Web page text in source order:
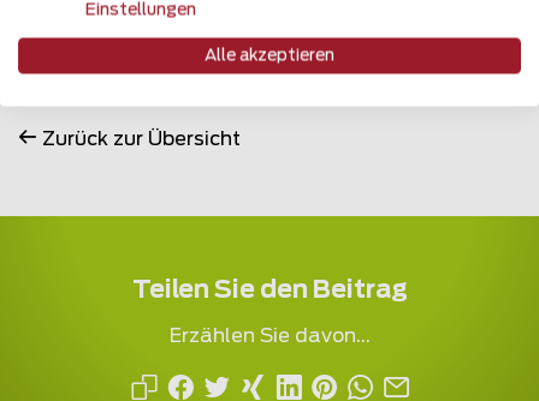
Informieren Sie sich jetzt unverbindlich unter
.com/franchising
940 95 28
Zurück zur Übersicht
Teilen Sie den Beitrag
Erzählen Sie davon...
Einstellungen
Alle akzeptieren